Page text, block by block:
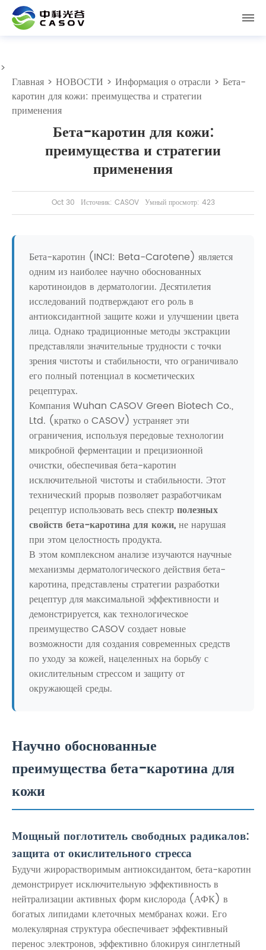
>
Главная > НОВОСТИ > Информация о отрасли > Бета-
каротин для кожи: преимущества и стратегии
применения
Бета-каротин для кожи:
преимущества и стратегии
применения
Oct 30 Источник: CASOV Умный просмотр: 423
Бета-каротин (INCI: Beta-Carotene) является
одним из наиболее научно обоснованных
каротиноидов в дерматологии. Десятилетия
исследований подтверждают его роль в
антиоксидантной защите кожи и улучшении цвета
лица. Однако традиционные методы экстракции
представляли значительные трудности с точки
зрения чистоты и стабильности, что ограничивало
его полный потенциал в косметических
рецептурах.
Компания Wuhan CASOV Green Biotech Co.,
Ltd. (кратко о CASOV) устраняет эти
ограничения, используя передовые технологии
микробной ферментации и прецизионной
очистки, обеспечивая бета-каротин
исключительной чистоты и стабильности. Этот
технический прорыв позволяет разработчикам
рецептур использовать весь спектрполезных
свойств бета-каротина для кожи,не нарушая
при этом целостность продукта.
В этом комплексном анализе изучаются научные
механизмы дерматологического действия бета-
каротина, представлены стратегии разработки
рецептур для максимальной эффективности и
демонстрируется, как технологическое
преимущество CASOV создает новые
возможности для создания современных средств
по уходу за кожей, нацеленных на борьбу с
окислительным стрессом и защиту от
окружающей среды.
Научно обоснованные
преимущества бета-каротина для
кожи
Мощный поглотитель свободных радикалов:
защита от окислительного стресса
Будучи жирорастворимым антиоксидантом, бета-каротин
демонстрирует исключительную эффективность в
нейтрализации активных форм кислорода (АФК) в
богатых липидами клеточных мембранах кожи. Его
молекулярная структура обеспечивает эффективный
перенос электронов, эффективно блокируя синглетный